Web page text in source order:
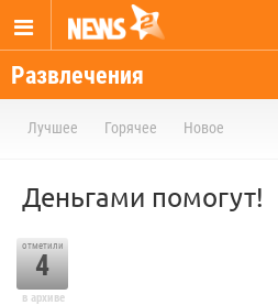
Развлечения
Лучшее Горячее Новое
Деньгами помогут!
отметили
4
в архиве